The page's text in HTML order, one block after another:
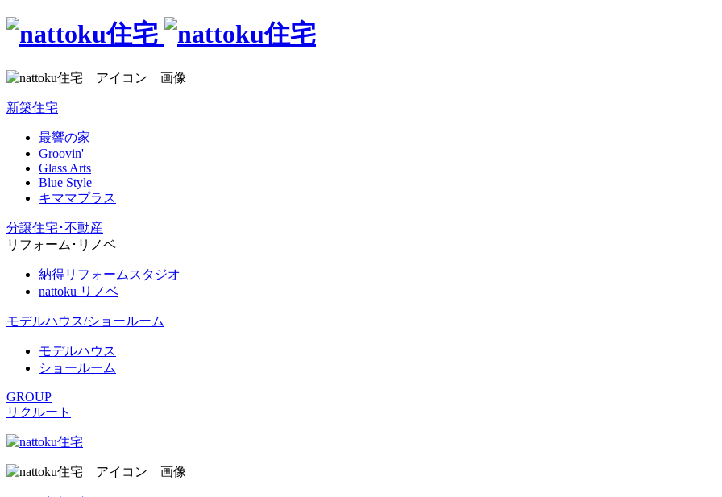
新築住宅
最響の家
Groovin'
Glass Arts
Blue Style
キママプラス
分譲住宅･不動産
リフォーム･リノベ
納得リフォームスタジオ
nattoku リノベ
モデルハウス/ショールーム
モデルハウス
ショールーム
GROUP
リクルート